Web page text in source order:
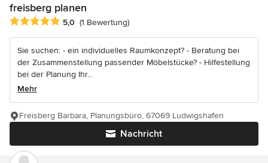
freisberg planen
Durchschnittliche Bewertung: 5 von 5 Sternen
5,0 (1 Bewertung)
Sie suchen: - ein individuelles Raumkonzept? - Beratung bei
der Zusammenstellung passender Möbelstücke? - Hilfestellung
bei der Planung Ihr...
Mehr
Nachricht
Freisberg Barbara, Planungsbüro, 67069 Ludwigshafen